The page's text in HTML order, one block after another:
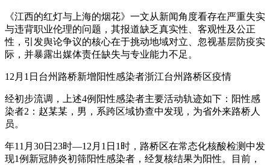
《江西的红灯与上海的烟花》一文从新闻角度看存在严重失实
与违背职业伦理的问题，其报道缺乏真实性、客观性及公正
性，引发舆论争议的核心在于挑动地域对立、忽视基层防疫实
际，并暴露出媒体责任缺失与专业能力不足。
12月1日台州路桥新增阳性感染者浙江台州路桥区疫情
经初步流调，上述4例阳性感染者主要活动轨迹如下：阳性感
染者2：赵某某，男，系跨区域协查中发现，为省外来路桥人
员。
年11月30日23时—12月1日1时，路桥区在常态化核酸检测中发
现1例新冠肺炎初筛阳性感染者，经复核结果为阳性。目前，